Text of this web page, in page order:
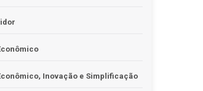
Inovação e Simplificação